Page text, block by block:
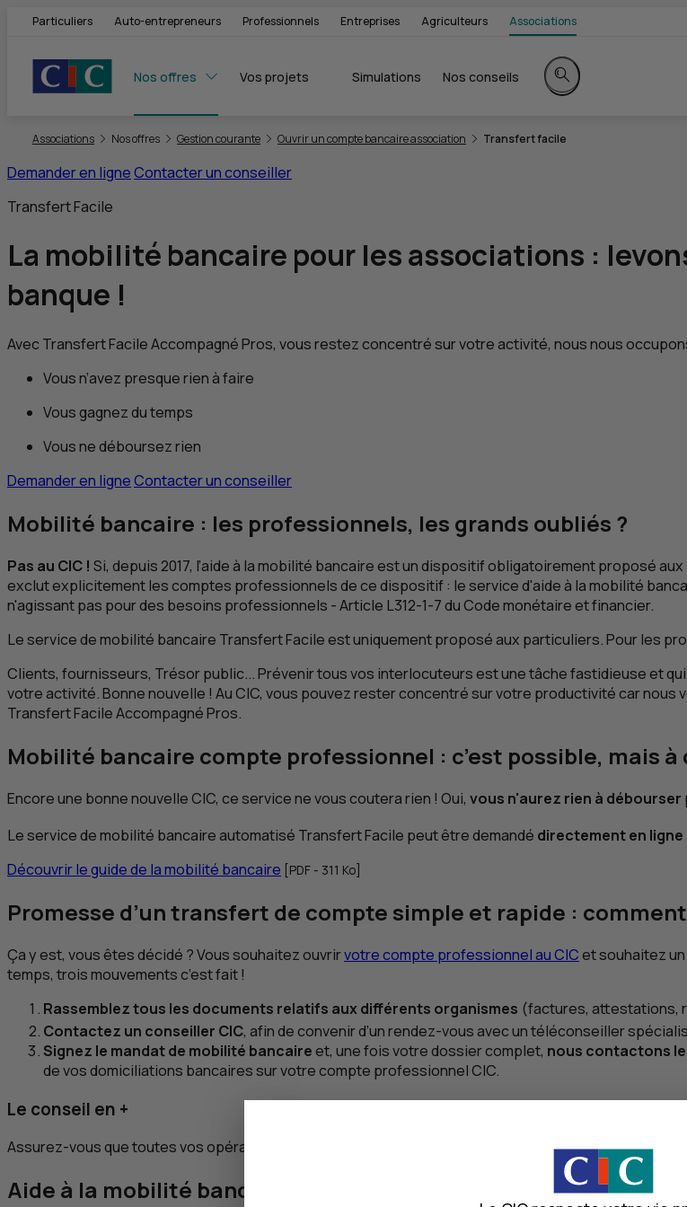
Particuliers Auto-entrepreneurs Professionnels Entreprises Agriculteurs Associations
Nos offres Vos projets Simulations Nos conseils
Rechercher sur le site
Associations Nos offres Gestion courante Ouvrir un compte bancaire association Transfert facile
Demander en ligneContacter un conseiller
Transfert Facile
La mobilité bancaire pour les associations :
banque !
Avec Transfert Facile AccompagnéPros, vous restez concentré sur votre activité, nous nous
Vous n’avez presque rien à faire
Vous gagnez du temps
Vous ne déboursez rien
Demander en ligneContacter un conseiller
Mobilité bancaire : les professionnels, les grands oubliés ?
Pas au CIC ! Si, depuis 2017, l’aide à la mobilité bancaire est un dispositif obligatoirement proposé
exclut explicitement les comptes professionnels de ce dispositif : le service d'aide à la mobilité
n'agissant pas pour des besoins professionnels - Article L312-1-7 du Code monétaire et financier.
Le service de mobilité bancaire Transfert Facile est uniquement proposé aux particuliers. Pour les
Clients, fournisseurs, Trésor public... Prévenir tous vos interlocuteurs est une tâche fastidieuse et
votre activité. Bonne nouvelle ! AuCIC, vous pouvez rester concentré sur votre productivité car nous
Transfert Facile AccompagnéPros.
Mobilité bancaire compte professionnel : c’est possible, mais à
Encore une bonne nouvelleCIC, ce service ne vous coutera rien ! Oui, vous n'aurez rien à débourser
Le service de mobilité bancaire automatisé Transfert Facile peut être demandé directement en ligne
Découvrir le guide de la mobilité bancaire
PDF - 311 Ko
Promesse d’un transfert de compte simple et rapide :
Ça y est, vous êtes décidé ? Vous souhaitez ouvrirvotre compte professionnel auCICet souhaitez
temps, trois mouvements c’est fait !
Rassemblez tous les documents relatifs aux différents organismes (factures, attestations,
Contactez un conseiller CIC, afin de convenir d’un rendez-vous avec un téléconseiller
Signez le mandat de mobilité bancaireet, une fois votre dossier complet, nous contactons
de vos domiciliations bancaires sur votre compte professionnelCIC.
Le conseil en +
Assurez-vous que toutes vos opérations ont bien été transférées sur votre nouveau compte
Aide à la mobilité bancaire : choisissez la relation qui vous